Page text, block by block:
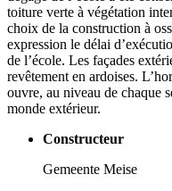
toiture verte à végétation
choix de la construction à
expression le délai
de l’école. Les façades
revêtement en ardoises.
ouvre, au niveau de chaque
monde extérieur.
Constructeur
Gemeente Meise